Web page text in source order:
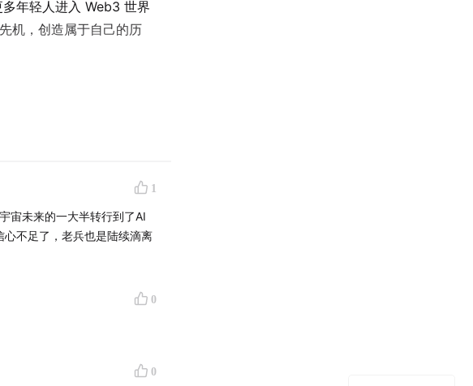
年轻人进入 Web3 世界
机，创造属于自己的历
打烊的未来。也欢迎您订
输出 《我爱问星辰》、
核心内容创作者，新事
1
宙未来的一大半转行到了AI
不足了，老兵也是陆续滴离
0
0